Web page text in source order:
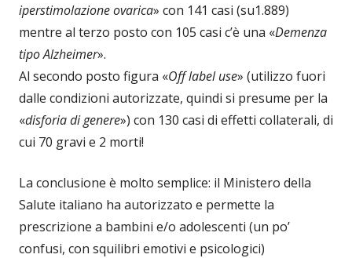
iperstimolazione ovarica» con 141 casi (su1.889)
mentre al terzo posto con 105 casi c’è una «Demenza
tipo Alzheimer».
Al secondo posto figura «Off label use» (utilizzo fuori
dalle condizioni autorizzate, quindi si presume per la
«disforia di genere») con 130 casi di effetti collaterali, di
cui 70 gravi e 2 morti!
La conclusione è molto semplice: il Ministero della
Salute italiano ha autorizzato e permette la
prescrizione a bambini e/o adolescenti (un po’
confusi, con squilibri emotivi e psicologici)